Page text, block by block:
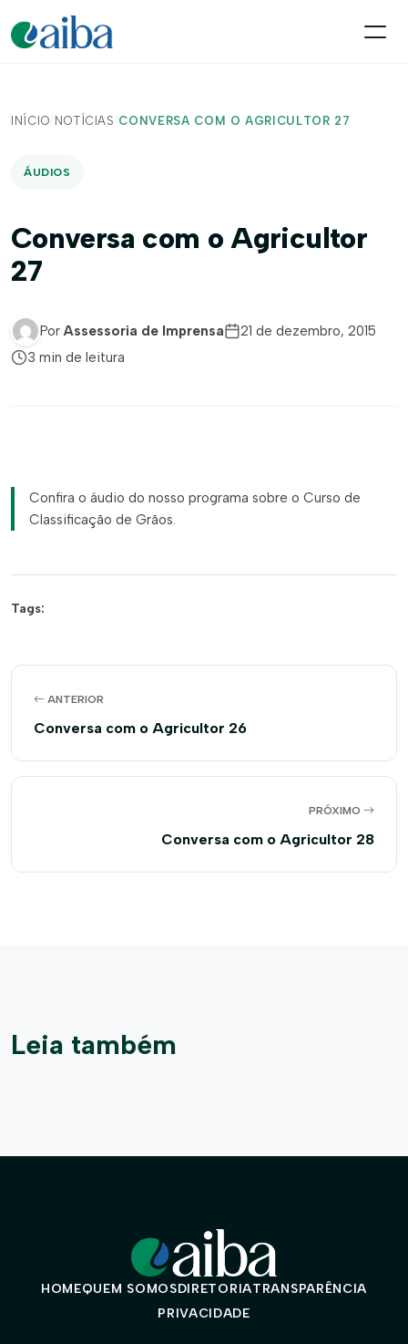
INÍCIO/ NOTÍCIAS /CONVERSA COM O AGRICULTOR 27
ÁUDIOS
Conversa com o Agricultor
27
Por Assessoria de Imprensa
21 de dezembro, 2015
3 min de leitura
Confira o áudio do nosso programa sobre o Curso de
Classificação de Grãos.
Tags:
ANTERIOR
Conversa com o Agricultor 26
PRÓXIMO
Conversa com o Agricultor 28
Leia também
HOMEQUEM SOMOSDIRETORIATRANSPARÊNCIA
PRIVACIDADE